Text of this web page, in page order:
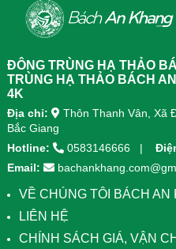
ĐÔNG TRÙNG HẠ THẢO
TRÙNG HẠ THẢO BÁCH
4K
Địa chỉ:
Thôn Thanh Vân, Xã
Bắc Giang
Hotline:
0583146666
Email:
VỀ CHÚNG TÔI BÁCH AN
LIÊN HỆ
CHÍNH SÁCH GIÁ, VẬN